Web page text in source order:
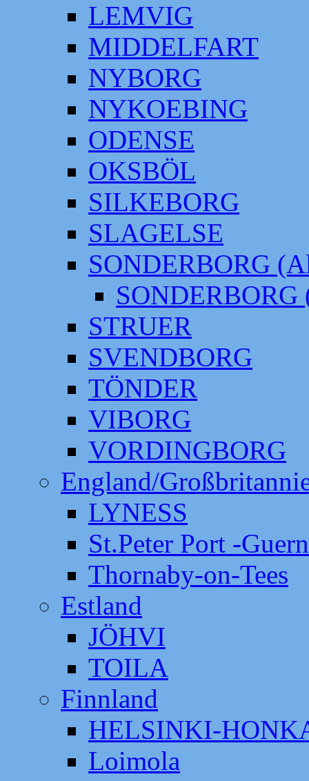
LEMVIG
MIDDELFART
NYBORG
NYKOEBING
ODENSE
OKSBÖL
SILKEBORG
SLAGELSE
SONDERBORG
SONDERBORG
STRUER
SVENDBORG
TÖNDER
VIBORG
VORDINGBORG
England/
LYNESS
St.Peter Port -
Thornaby-on-Tees
Estland
JÖHVI
TOILA
Finnland
HELSINKI-
Loimola